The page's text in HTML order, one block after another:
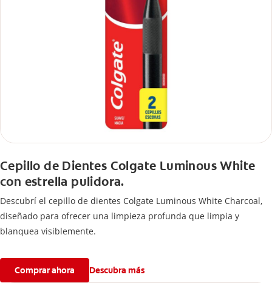
Cepillo de Dientes Colgate Luminous White
con estrella pulidora.
Descubrí el cepillo de dientes Colgate Luminous White Charcoal,
diseñado para ofrecer una limpieza profunda que limpia y
blanquea visiblemente.
Comprar ahora Descubra más